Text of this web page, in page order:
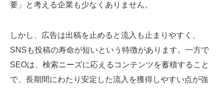
要」と考える企業も少なくありません。
しかし、広告は出稿を止めると流入も止まりやすく、
SNSも投稿の寿命が短いという特徴があります。一方で
SEOは、検索ニーズに応えるコンテンツを蓄積すること
で、長期間にわたり安定した流入を獲得しやすい点が強